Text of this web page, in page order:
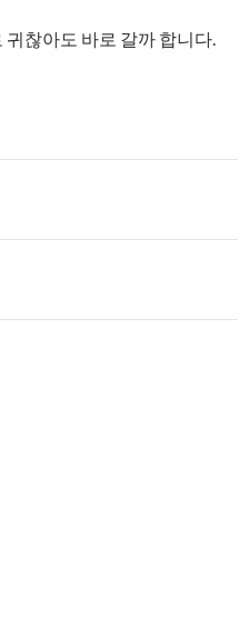
찮아도 바로 갈까 합니다.